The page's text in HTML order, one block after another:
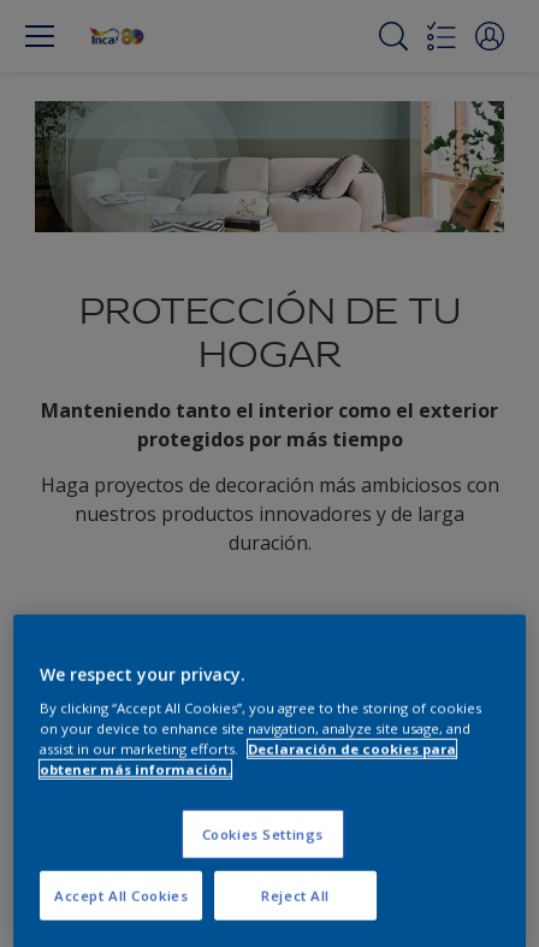
PROTECCIÓN DE TU
HOGAR
Manteniendo tanto el interior como el exterior
protegidos por más tiempo
Haga proyectos de decoración más ambiciosos con
nuestros productos innovadores y de larga
duración.
We respect your privacy.
By clicking “Accept All Cookies”, you agree to the storing of cookies
on your device to enhance site navigation, analyze site usage, and
assist in our marketing efforts.
Declaración de cookies para
obtener más información.
Cookies Settings
Reject All
Accept All Cookies